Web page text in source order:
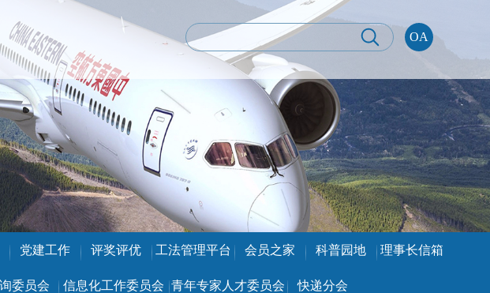
OA
党建工作 评奖评优 工法管理平台 会员之家 科普园地 理事长信箱
委员会 信息化工作委员会 青年专家人才委员会 快递分会